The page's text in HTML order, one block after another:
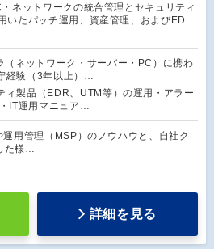
・ネットワークの統合管理とセキュリティ
たパッチ運用、資産管理、およびED
（ネットワーク・サーバー・PC）に携わ
経験（3年以上）…
ィ製品（EDR、UTM等）の運用・アラー
IT運用マニュア…
運用管理（MSP）のノウハウと、自社ク
た様…
詳細を見る